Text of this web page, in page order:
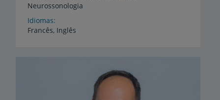
Neurossonologia
Idiomas
Francês, Inglês